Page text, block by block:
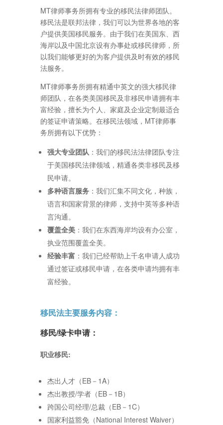
MT律师事务所拥有专业的移民法律师团队。
移民法是联邦法律，我们可以为世界各地的客
户提供美国移民服务。由于我们在美国东、西
海岸以及中国北京设有办事处或移民律师，所
以我们能够更好的为客户提供及时有效的移民
法服务。
MT律师事务所拥有精通中英文的强大移民律
师团队，在各类美国移民及非移民申请拥有丰
富经验，擅长为个人、家庭及企业定制最适合
的签证申请策略。在移民法领域，MT律师事
务所拥有以下优势：
强大专业团队：我们的移民法法律团队专注
于美国移民法律领域，精通各类非移民及移
民申请。
多种语言服务：我们汇集不同文化，种族，
语言和国家背景的律师，支持中英等多种语
言沟通。
覆盖全美：我们在东西海岸均设有办公室，
执业范围覆盖全美。
经验丰富 ：我们已经帮助上千名申请人成功
通过签证或移民申请，在各类申请均拥有丰
富经验。
移民法主要服务内容：
移民/绿卡申请：
职业移民:
杰出人才（EB－1A）
杰出教授/学者（EB－1B）
跨国公司经理/总裁（EB－1C）
国家利益豁免（National Interest Waiver）